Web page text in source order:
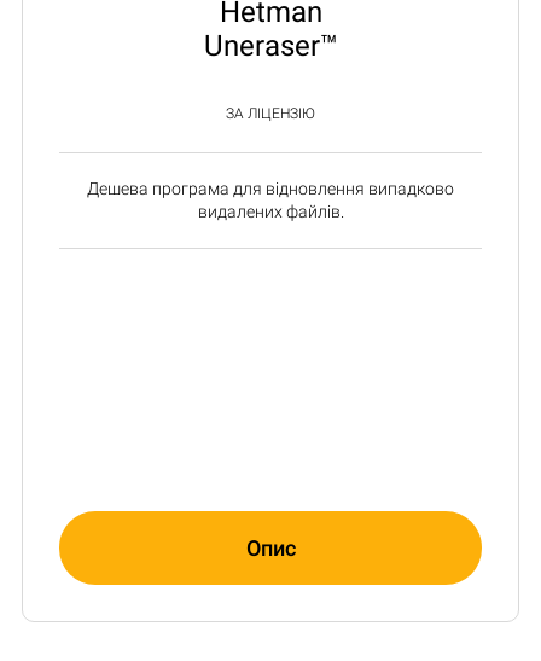
Hetman
Uneraser™
ЗА ЛІЦЕНЗІЮ
Дешева програма для відновлення випадково
видалених файлів.
Опис